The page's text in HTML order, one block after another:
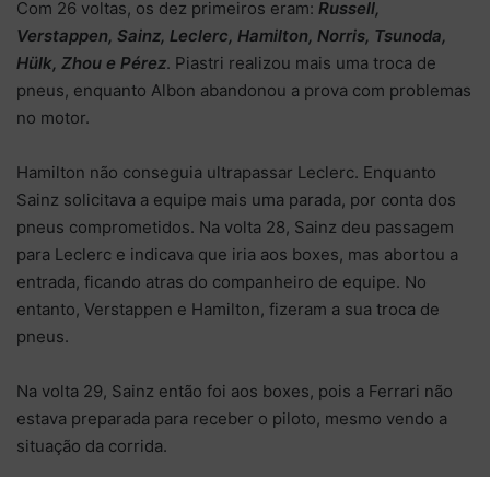
Com 26 voltas, os dez primeiros eram: Russell,
Verstappen, Sainz, Leclerc, Hamilton, Norris, Tsunoda,
Hülk, Zhou e Pérez. Piastri realizou mais uma troca de
pneus, enquanto Albon abandonou a prova com problemas
no motor.
Hamilton não conseguia ultrapassar Leclerc. Enquanto
Sainz solicitava a equipe mais uma parada, por conta dos
pneus comprometidos. Na volta 28, Sainz deu passagem
para Leclerc e indicava que iria aos boxes, mas abortou a
entrada, ficando atras do companheiro de equipe. No
entanto, Verstappen e Hamilton, fizeram a sua troca de
pneus.
Na volta 29, Sainz então foi aos boxes, pois a Ferrari não
estava preparada para receber o piloto, mesmo vendo a
situação da corrida.